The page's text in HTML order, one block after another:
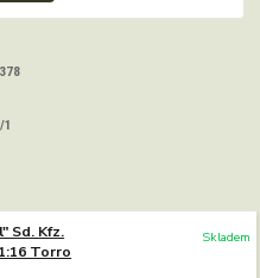
1
Sd. Kfz.
Torro
Skladem